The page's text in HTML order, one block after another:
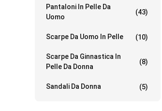
Pantaloni In Pelle Da
Uomo
(43)
Scarpe Da Uomo In Pelle (10)
Scarpe Da Ginnastica In
Pelle Da Donna
(8)
Sandali Da Donna (5)